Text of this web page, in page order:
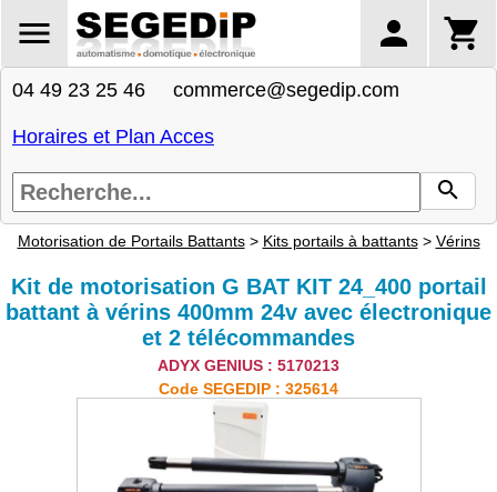
04 49 23 25 46 commerce@segedip.com
Horaires et Plan Acces
Motorisation de Portails Battants> Kits portails à battants> Vérins
Kit de motorisation G BAT KIT 24_400 portail
battant à vérins 400mm 24v avec électronique
et 2 télécommandes
ADYX GENIUS : 5170213
Code SEGEDIP : 325614